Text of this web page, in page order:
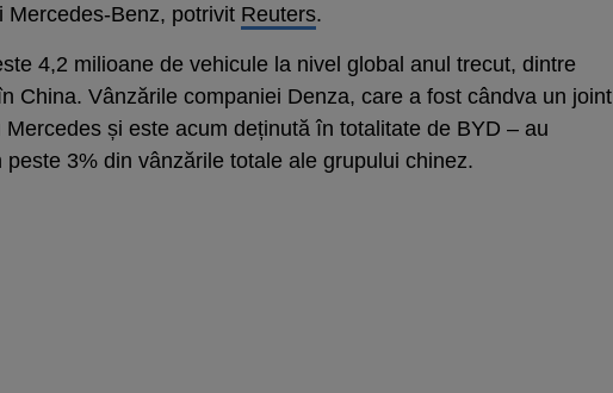
Mercedes-Benz, potrivit Reuters.
4,2 milioane de vehicule la nivel global anul trecut, dintre
China. Vânzările companiei Denza, care a fost cândva un joint
și este acum deținută în totalitate de BYD – au
peste 3% din vânzările totale ale grupului chinez.